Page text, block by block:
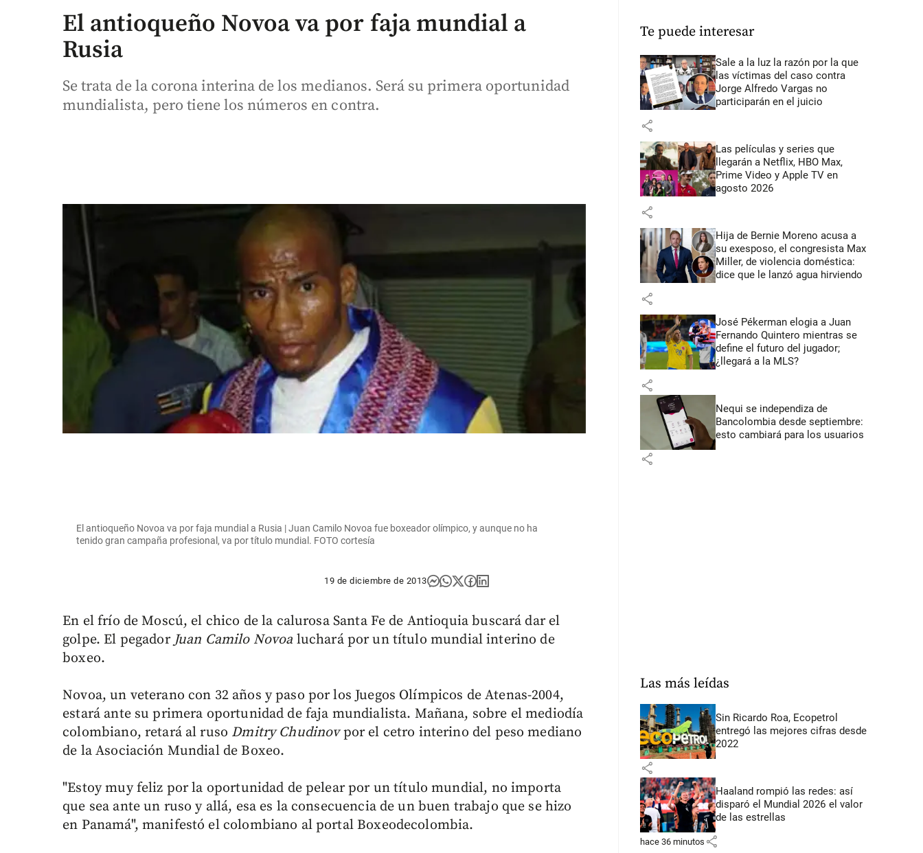
El antioqueño Novoa va por faja mundial a
Rusia
Se trata de la corona interina de los medianos. Será su primera oportunidad
mundialista, pero tiene los números en contra.
El antioqueño Novoa va por faja mundial a Rusia | Juan Camilo Novoa fue boxeador olímpico, y aunque no ha
tenido gran campaña profesional, va por título mundial. FOTO cortesía
19 de diciembre de 2013
En el frío de Moscú, el chico de la calurosa Santa Fe de Antioquia buscará dar el
golpe. El pegadorJuan Camilo Novoa luchará por un título mundial interino de
boxeo.
Novoa, un veterano con 32 años y paso por los Juegos Olímpicos de Atenas-2004,
estará ante su primera oportunidad de faja mundialista. Mañana, sobre el mediodía
colombiano, retará al ruso Dmitry Chudinovpor el cetro interino del peso mediano
de la Asociación Mundial de Boxeo.
"Estoy muy feliz por la oportunidad de pelear por un título mundial, no importa
que sea ante un ruso y allá, esa es la consecuencia de un buen trabajo que se hizo
en Panamá", manifestó el colombiano al portal Boxeodecolombia.
Te puede interesar
Sale a la luz la razón por la que
las víctimas del caso contra
Jorge Alfredo Vargas no
participarán en el juicio
share
Las películas y series que
llegarán a Netflix, HBO Max,
Prime Video y Apple TV en
agosto 2026
share
Hija de Bernie Moreno acusa a
su exesposo, el congresista Max
Miller, de violencia doméstica:
dice que le lanzó agua hirviendo
share
José Pékerman elogia a Juan
Fernando Quintero mientras se
define el futuro del jugador;
¿llegará a la MLS?
share
Nequi se independiza de
Bancolombia desde septiembre:
esto cambiará para los usuarios
share
Las más leídas
Sin Ricardo Roa, Ecopetrol
entregó las mejores cifras desde
2022
share
Haaland rompió las redes: así
disparó el Mundial 2026 el valor
de las estrellas
hace 36 minutos share